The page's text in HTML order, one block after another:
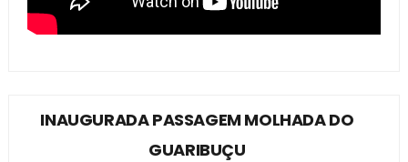
INAUGURADA PASSAGEM MOLHADA DO
GUARIBUÇU